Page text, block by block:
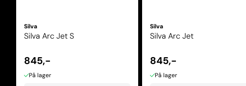
Silva
Silva Arc Jet S
845,-
På lager
Silva
Silva Arc Jet
845,-
På lager